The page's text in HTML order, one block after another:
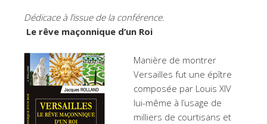
Dédicace à l’issue de la conférence.
Le rêve maçonnique d’un Roi
Manière de montrer
Versailles fut une épître
composée par Louis XIV
lui-même à l’usage de
milliers de courtisans et